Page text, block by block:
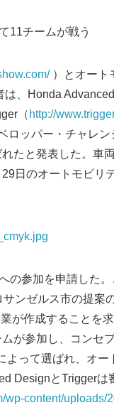
11チームが戦う
）とオート
、Honda Advanced
（ http://
ロッパー・チャレン
たと発表した。車
日のオートモビリ
の参加を申請した
ンゼルス市の提案
が作成することを
が参加し、コンセ
よって選ばれ、オー
DesignとTriggerは
wp-content/uploads/